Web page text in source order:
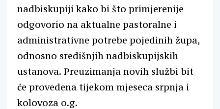
nadbiskupiji kako bi što primjerenije
odgovorio na aktualne pastoralne i
administrativne potrebe pojedinih župa,
odnosno središnjih nadbiskupijskih
ustanova. Preuzimanja novih službi bit
će provedena tijekom mjeseca srpnja i
kolovoza o.g.